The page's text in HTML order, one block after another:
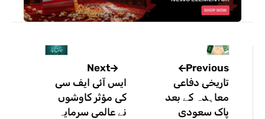
Previous
تاریخی دفاعی
معاہدہ کے بعد
پاک سعودی
Next
ایس آئی ایف سی
کی مؤثر کاوشوں
نے عالمی سرمایہ